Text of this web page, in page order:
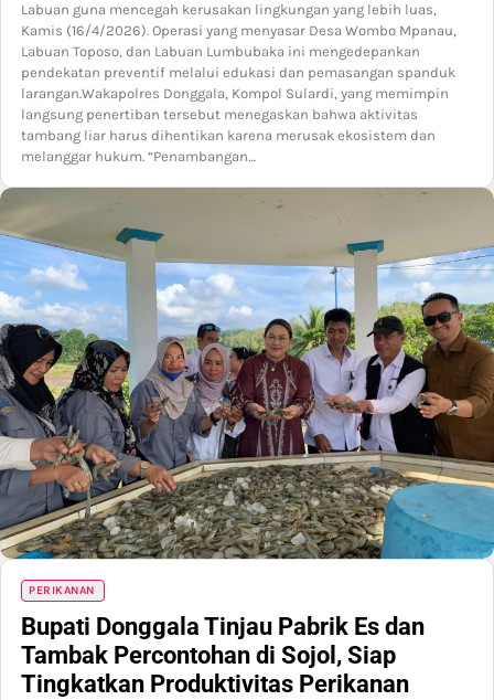
Labuan guna mencegah kerusakan lingkungan yang lebih luas,
Kamis (16/4/2026). Operasi yang menyasar Desa Wombo Mpanau,
Labuan Toposo, dan Labuan Lumbubaka ini mengedepankan
pendekatan preventif melalui edukasi dan pemasangan spanduk
larangan.Wakapolres Donggala, Kompol Sulardi, yang memimpin
langsung penertiban tersebut menegaskan bahwa aktivitas
tambang liar harus dihentikan karena merusak ekosistem dan
melanggar hukum. “Penambangan…
PERIKANAN
Bupati Donggala Tinjau Pabrik Es dan
Tambak Percontohan di Sojol, Siap
Tingkatkan Produktivitas Perikanan